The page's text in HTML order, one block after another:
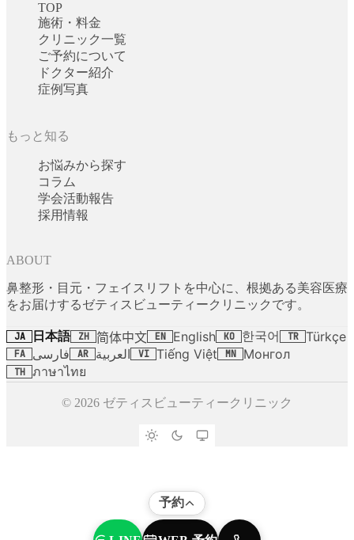
TOP
施術・料金
クリニック一覧
ご予約について
ドクター紹介
症例写真
もっと知る
お悩みから探す
コラム
学会活動報告
採用情報
ABOUT
鼻整形・目元・フェイスリフトを中心に、根拠ある美容医療
をお届けするゼティスビューティークリニックです。
JA 日本語 ZH 简体中文 EN English KO 한국어 TR Türkçe
FA فارسی AR العربية VI Tiếng Việt MN Монгол
TH ภาษาไทย
© 2026 ゼティスビューティークリニック
予約